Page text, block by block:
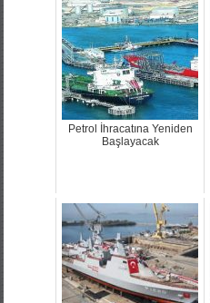
Petrol İhracatına Yeniden
Başlayacak